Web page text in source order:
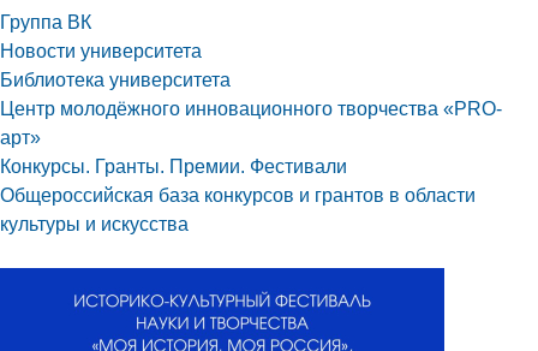
Группа ВК
Новости университета
Библиотека университета
Центр молодёжного инновационного творчества «PRO-
арт»
Конкурсы. Гранты. Премии. Фестивали
Общероссийская база конкурсов и грантов в области
культуры и искусства